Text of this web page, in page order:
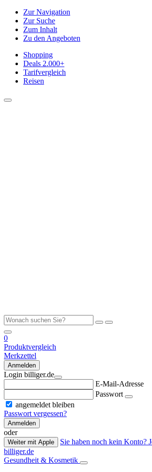
Zur Navigation
Zur Suche
Zum Inhalt
Zu den Angeboten
Shopping
Deals 2.000+
Tarifvergleich
Reisen
0
Produktvergleich
Merkzettel
Anmelden
Login billiger.de
E-Mail-Adresse
Passwort
angemeldet bleiben
Passwort vergessen?
Anmelden
oder
Weiter mit Apple
Sie haben noch kein Konto?
billiger.de
Gesundheit & Kosmetik